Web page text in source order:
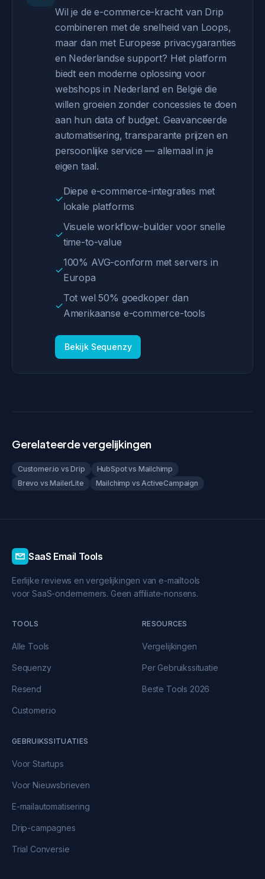
Wil je de e-commerce-kracht van Drip
combineren met de snelheid van Loops,
maar dan met Europese privacygaranties
en Nederlandse support? Het platform
biedt een moderne oplossing voor
webshops in Nederland en België die
willen groeien zonder concessies te doen
aan hun data of budget. Geavanceerde
automatisering, transparante prijzen en
persoonlijke service — allemaal in je
eigen taal.
✓
Diepe e-commerce-integraties met
lokale platforms
✓
Visuele workflow-builder voor snelle
time-to-value
✓
100% AVG-conform met servers in
Europa
✓
Tot wel 50% goedkoper dan
Amerikaanse e-commerce-tools
Bekijk Sequenzy
Gerelateerde vergelijkingen
Customer.io vs Drip
HubSpot vs Mailchimp
Brevo vs MailerLite
Mailchimp vs ActiveCampaign
SaaS Email Tools
Eerlijke reviews en vergelijkingen van e-mailtools
voor SaaS-ondernemers. Geen affiliate-nonsens.
TOOLS
Alle Tools
Sequenzy
Resend
Customer.io
RESOURCES
Vergelijkingen
Per Gebruikssituatie
Beste Tools 2026
GEBRUIKSSITUATIES
Voor Startups
Voor Nieuwsbrieven
E-mailautomatisering
Drip-campagnes
Trial Conversie